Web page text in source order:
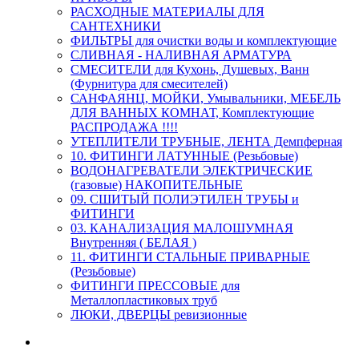
РАСХОДНЫЕ МАТЕРИАЛЫ ДЛЯ
САНТЕХНИКИ
ФИЛЬТРЫ для очистки воды и комплектующие
СЛИВНАЯ - НАЛИВНАЯ АРМАТУРА
СМЕСИТЕЛИ для Кухонь, Душевых, Ванн
(Фурнитура для смесителей)
САНФАЯНЦ, МОЙКИ, Умывальники, МЕБЕЛЬ
ДЛЯ ВАННЫХ КОМНАТ, Комплектующие
РАСПРОДАЖА !!!!
УТЕПЛИТЕЛИ ТРУБНЫЕ, ЛЕНТА Демпферная
10. ФИТИНГИ ЛАТУННЫЕ (Резьбовые)
ВОДОНАГРЕВАТЕЛИ ЭЛЕКТРИЧЕСКИЕ
(газовые) НАКОПИТЕЛЬНЫЕ
09. СШИТЫЙ ПОЛИЭТИЛЕН ТРУБЫ и
ФИТИНГИ
03. КАНАЛИЗАЦИЯ МАЛОШУМНАЯ
Внутренняя ( БЕЛАЯ )
11. ФИТИНГИ СТАЛЬНЫЕ ПРИВАРНЫЕ
(Резьбовые)
ФИТИНГИ ПРЕССОВЫЕ для
Металлопластиковых труб
ЛЮКИ, ДВЕРЦЫ ревизионные